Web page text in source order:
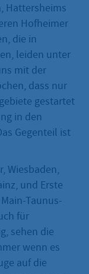
Hattersheims
Hofheimer
die in
leiden unter
mit der
dass nur
gestartet
in den
Gegenteil ist
Wiesbaden,
und Erste
Taunus-
für
sehen die
wenn es
auf die